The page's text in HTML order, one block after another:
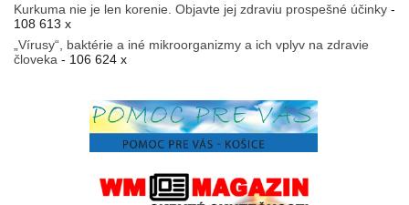
Kurkuma nie je len korenie. Objavte jej zdraviu prospešné účinky -
108 613 x
„Vírusy“, baktérie a iné mikroorganizmy a ich vplyv na zdravie
človeka - 106 624 x